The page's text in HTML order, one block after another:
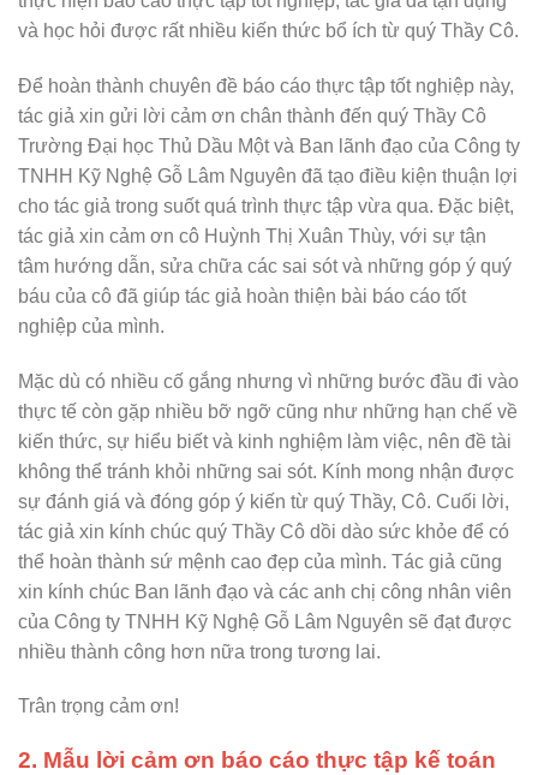
và học hỏi được rất nhiều kiến thức bổ ích từ quý Thầy Cô.
Để hoàn thành chuyên đề báo cáo thực tập tốt nghiệp này,
tác giả xin gửi lời cảm ơn chân thành đến quý Thầy Cô
Trường Đại học Thủ Dầu Một và Ban lãnh đạo của Công ty
TNHH Kỹ Nghệ Gỗ Lâm Nguyên đã tạo điều kiện thuận lợi
cho tác giả trong suốt quá trình thực tập vừa qua. Đặc biệt,
tác giả xin cảm ơn cô Huỳnh Thị Xuân Thùy, với sự tận
tâm hướng dẫn, sửa chữa các sai sót và những góp ý quý
báu của cô đã giúp tác giả hoàn thiện bài báo cáo tốt
nghiệp của mình.
Mặc dù có nhiều cố gắng nhưng vì những bước đầu đi vào
thực tế còn gặp nhiều bỡ ngỡ cũng như những hạn chế về
kiến thức, sự hiểu biết và kinh nghiệm làm việc, nên đề tài
không thể tránh khỏi những sai sót. Kính mong nhận được
sự đánh giá và đóng góp ý kiến từ quý Thầy, Cô. Cuối lời,
tác giả xin kính chúc quý Thầy Cô dồi dào sức khỏe để có
thể hoàn thành sứ mệnh cao đẹp của mình. Tác giả cũng
xin kính chúc Ban lãnh đạo và các anh chị công nhân viên
của Công ty TNHH Kỹ Nghệ Gỗ Lâm Nguyên sẽ đạt được
nhiều thành công hơn nữa trong tương lai.
Trân trọng cảm ơn!
2. Mẫu lời cảm ơn báo cáo thực tập kế toán